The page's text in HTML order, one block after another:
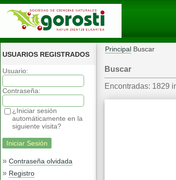
USUARIOS REGISTRADOS
Usuario:
Contraseña:
¿Iniciar sesión
automáticamente en la
siguiente visita?
» Contraseña olvidada
» Registro
Principal Buscar
Buscar
Encontradas: 1829